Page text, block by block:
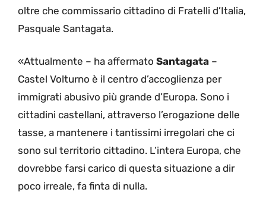
oltre che commissario cittadino di Fratelli d’Italia,
Pasquale Santagata.
«Attualmente – ha affermato Santagata –
Castel Volturno è il centro d’accoglienza per
immigrati abusivo più grande d’Europa. Sono i
cittadini castellani, attraverso l’erogazione delle
tasse, a mantenere i tantissimi irregolari che ci
sono sul territorio cittadino. L’intera Europa, che
dovrebbe farsi carico di questa situazione a dir
poco irreale, fa finta di nulla.